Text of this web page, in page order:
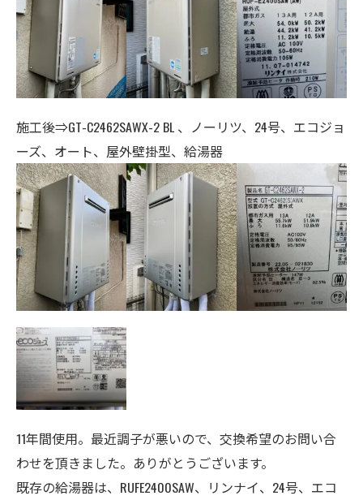
施工後⇒GT-C2462SAWX-2 BL 、ノーリツ、24号、エコジョ
ーズ、オート、 屋外壁掛型、給湯器
11年間使用。最近調子が悪いので、交換希望のお問い合
わせを頂きました。ありがとうございます。
既存の給湯器は、RUFE2400SAW、リンナイ、24号、エコ